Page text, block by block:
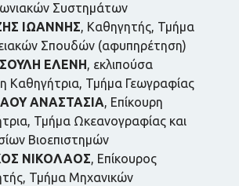
Συστημάτων
ΙΩΑΝΝΗΣ, Καθηγητής, Τμήμα
Σπουδών (αφυπηρέτηση)
ΕΛΕΝΗ , εκλιπούσα
Καθηγήτρια, Τμήμα Γεωγραφίας
ΑΝΑΣΤΑΣΙΑ, Επίκουρη
Τμήμα Ωκεανογραφίας και
Βιοεπιστημών
ΝΙΚΟΛΑΟΣ, Επίκουρος
Τμήμα Μηχανικών